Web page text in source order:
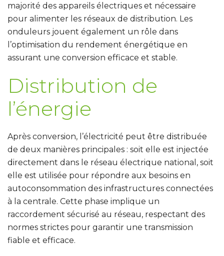
majorité des appareils électriques et nécessaire
pour alimenter les réseaux de distribution. Les
onduleurs jouent également un rôle dans
l’optimisation du rendement énergétique en
assurant une conversion efficace et stable.
Distribution de
l’énergie
Après conversion, l’électricité peut être distribuée
de deux manières principales : soit elle est injectée
directement dans le réseau électrique national, soit
elle est utilisée pour répondre aux besoins en
autoconsommation des infrastructures connectées
à la centrale. Cette phase implique un
raccordement sécurisé au réseau, respectant des
normes strictes pour garantir une transmission
fiable et efficace.